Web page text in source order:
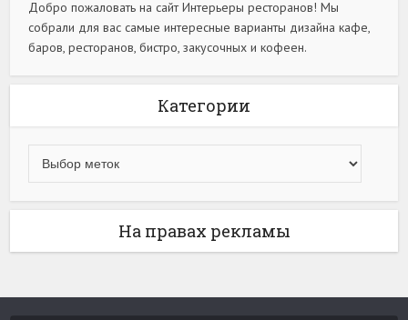
Добро пожаловать на сайт Интерьеры ресторанов! Мы
собрали для вас самые интересные варианты дизайна кафе,
баров, ресторанов, бистро, закусочных и кофеен.
Категории
На правах рекламы